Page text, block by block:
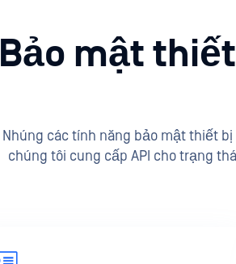
Bảo mật
Nhúng các tính năng bảo mật thiết
chúng tôi cung cấp API cho trạng